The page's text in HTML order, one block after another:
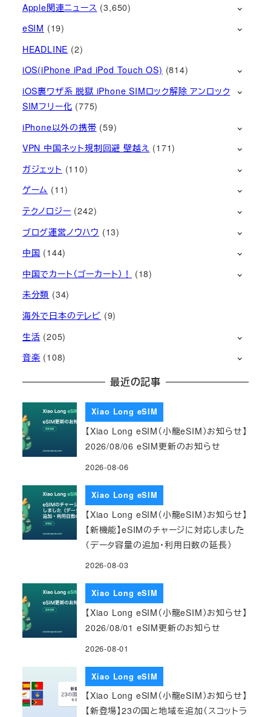
Apple関連ニュース (3,650)
eSIM (19)
HEADLINE (2)
iOS(iPhone iPad iPod Touch OS) (814)
iOS裏ワザ系 脱獄 iPhone SIMロック解除 アンロック
SIMフリー化 (775)
iPhone以外の携帯 (59)
VPN 中国ネット規制回避 壁越え (171)
ガジェット (110)
ゲーム (11)
テクノロジー (242)
ブログ運営ノウハウ (13)
中国 (144)
中国でカート（ゴーカート）！
(18)
未分類 (34)
海外で日本のテレビ (9)
生活 (205)
音楽 (108)
最近の記事
Xiao Long eSIM
【Xiao Long eSIM（小龍eSIM）お知らせ】
2026/08/06 eSIM更新のお知らせ
2026-08-06
Xiao Long eSIM
【Xiao Long eSIM（小龍eSIM）お知らせ】
【新機能】eSIMのチャージに対応しました
（データ容量の追加・利用日数の延長）
2026-08-03
Xiao Long eSIM
【Xiao Long eSIM（小龍eSIM）お知らせ】
2026/08/01 eSIM更新のお知らせ
2026-08-01
Xiao Long eSIM
【Xiao Long eSIM（小龍eSIM）お知らせ】
【新登場】23の国と地域を追加（スコットラ